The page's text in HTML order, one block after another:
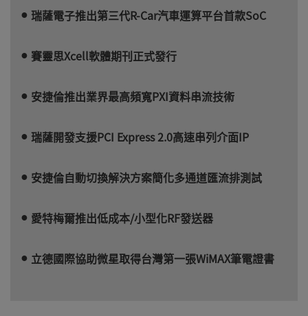
瑞薩電子推出第三代R-Car汽車運算平台首款SoC
賽靈思Xcell軟體期刊正式發行
安捷倫推出業界最高頻寬PXI資料串流技術
瑞薩開發支援PCI Express 2.0高速串列介面IP
安捷倫自動切換解決方案簡化多通道匯流排測試
愛特梅爾推出低成本/小型化RF發送器
立德國際協助微星取得台灣第一張WiMAX筆電證書